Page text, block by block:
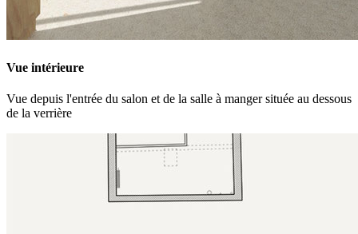
Vue intérieure
Vue depuis l'entrée du salon et de la salle à manger située au dessous
de la verrière